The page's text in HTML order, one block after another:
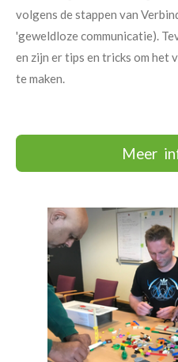
volgens de stappen van
'geweldloze communicatie).
en zijn er tips en tricks om
te maken.
Meer